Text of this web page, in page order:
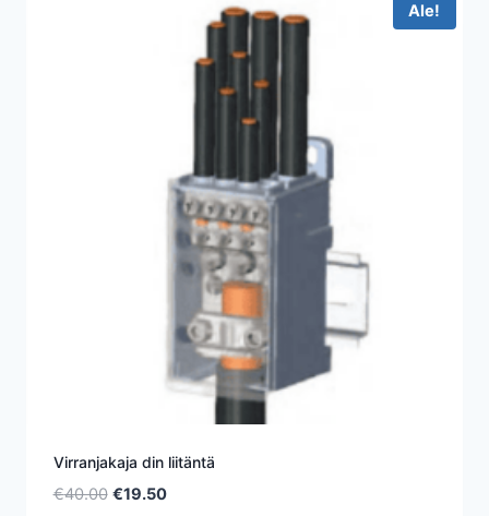
Ale!
Virranjakaja din liitäntä
€40.00 Alkuperäinen
€19.50Nykyinen